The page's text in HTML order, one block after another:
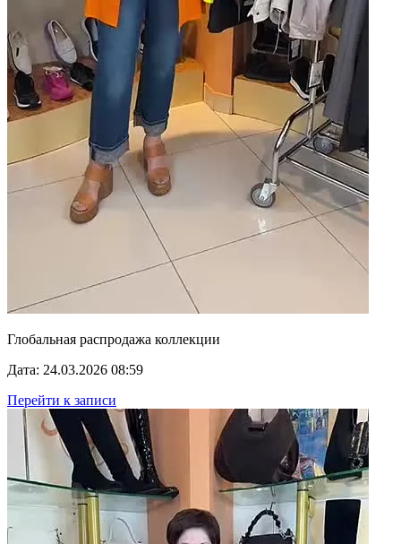
Глобальная распродажа коллекции
Дата: 24.03.2026 08:59
Перейти к записи